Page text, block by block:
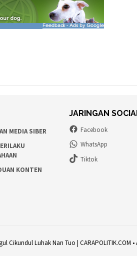
MEDIA SIBER
KONTEN
JARINGAN
Facebook
WhatsApp
Tiktok
Cikundul Luhak Nan Tuo | CARAPOLITIK.COM